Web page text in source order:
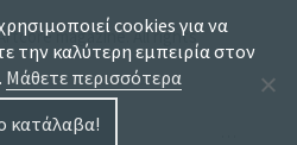
magazine. All rights
cookies για να
την καλύτερη εμπειρία στον
Μάθετε περισσότερα
κατάλαβα!